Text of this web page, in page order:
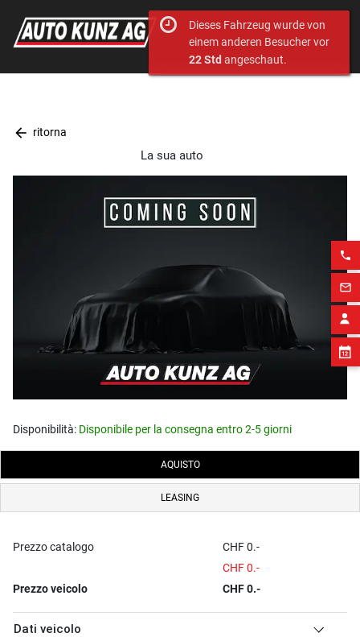
phone
mail_outline
arrow_back ritorna
La sua auto
Disponibilità: Disponibile per la consegna entro 2-5 giorni
AQUISTO
LEASING
Prezzo catalogo
CHF 0.-
CHF 0.-
Prezzo veicolo
CHF 0.-
Dati veicolo
Dieses Fahrzeug wurde von
einem anderen Besucher vor
22 Std angeschaut.